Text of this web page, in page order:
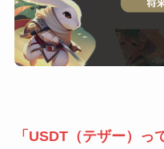
「USDT（テザー）っ